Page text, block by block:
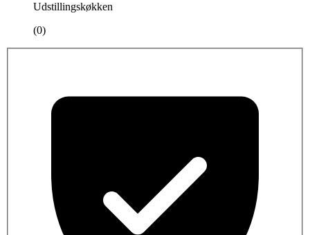
Udstillingskøkken
(0)